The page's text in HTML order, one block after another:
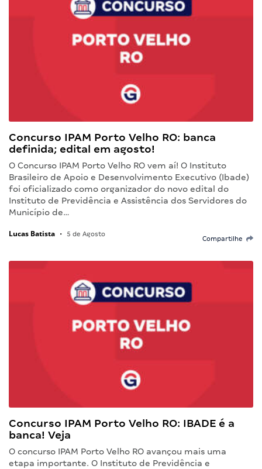
Concurso IPAM Porto Velho RO: banca
definida; edital em agosto!
O Concurso IPAM Porto Velho RO vem aí! O Instituto
Brasileiro de Apoio e Desenvolvimento Executivo (Ibade)
foi oficializado como organizador do novo edital do
Instituto de Previdência e Assistência dos Servidores do
Município de…
Lucas Batista • 5 de Agosto
Compartilhe
Concurso IPAM Porto Velho RO: IBADE é a
banca! Veja
O concurso IPAM Porto Velho RO avançou mais uma
etapa importante. O Instituto de Previdência e